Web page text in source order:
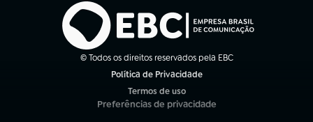
© Todos os direitos reservados pela EBC
Política de Privacidade
Termos de uso
(abre em nova aba)
Preferências de privacidade